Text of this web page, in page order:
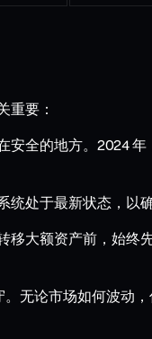
重要：
全的地方。2024 年
处于最新状态，以
大额资产前，始终
。无论市场如何波